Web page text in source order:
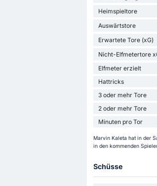
Heimspieltore
Auswärtstore
Erwartete Tore (xG)
Nicht-Elfmetertore
Elfmeter erzielt
Hattricks
3 oder mehr Tore
2 oder mehr Tore
Minuten pro Tor
Marvin Kaleta hat in der
in den kommenden
Schüsse